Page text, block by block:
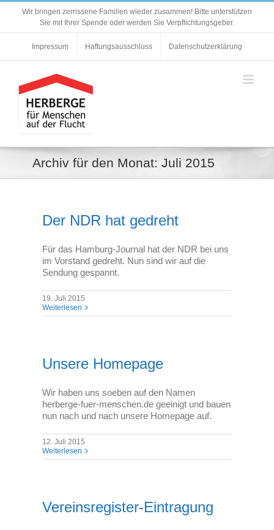
Zum
Wir bringen zerrissene Familien wieder zusammen! Bitte unterstützen
Sie mit Ihrer Spende oder werden Sie Verpflichtungsgeber.
Impressum Haftungsausschluss Datenschutzerklärung
Archiv für den Monat: Juli 2015
Der NDR hat gedreht
Für das Hamburg-Journal hat der NDR bei uns
im Vorstand gedreht. Nun sind wir auf die
Sendung gespannt.
19. Juli 2015
Weiterlesen
Unsere Homepage
Wir haben uns soeben auf den Namen
herberge-fuer-menschen.de geeinigt und bauen
nun nach und nach unsere Homepage auf.
12. Juli 2015
Weiterlesen
Vereinsregister-Eintragung